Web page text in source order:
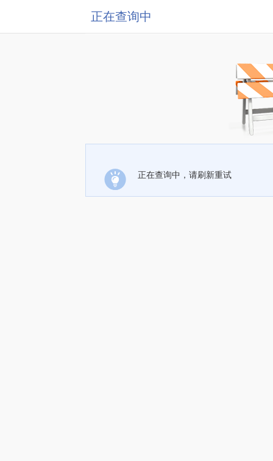
正在查询中
正在查询中，请刷新重试